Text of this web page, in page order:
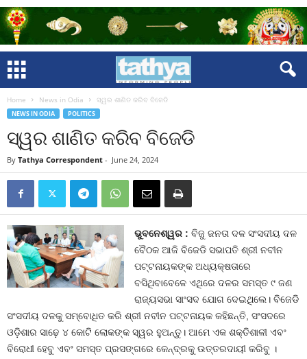
Home News in Odia ସ୍ୱର ଶାଣିତ କରିବ ବିଜେଡି
NEWS IN ODIA POLITICS
ସ୍ୱର ଶାଣିତ କରିବ ବିଜେଡି
By Tathya Correspondent - June 24, 2024
ଭୁବନେଶ୍ୱର :ବିଜୁ ଜନତା ଦଳ ସଂସଦୀୟ ଦଳ
ବୈଠକ ଆଜି ବିଜେଡି ସଭାପତି ଶ୍ରୀ ନବୀନ
ପଟ୍ଟନାୟକଙ୍କ ଅଧ୍ୟକ୍ଷତାରେ
ବସିଥିବାବେଳେ ଏଥିରେ ଦଳର ସମସ୍ତ ୯ ଜଣ
ରାଜ୍ୟସଭା ସାଂସଦ ଯୋଗ ଦେଇଥିଲେ। ବିଜେଡି
ସଂସଦୀୟ ଦଳକୁ ସମ୍ବୋଧିତ କରି ଶ୍ରୀ ନବୀନ ପଟ୍ଟନାୟକ କହିଛନ୍ତି, ସଂସଦରେ
ଓଡ଼ିଶାର ସାଢ଼େ ୪ କୋଟି ଲୋକଙ୍କ ସ୍ୱର ହୁଅନ୍ତୁ। ଆମେ ଏକ ଶକ୍ତିଶାଳୀ ଏବଂ
ବିରୋଧୀ ହେବୁ ଏବଂ ସମସ୍ତ ପ୍ରସଙ୍ଗରେ କେନ୍ଦ୍ରକୁ ଉତ୍ତରଦାୟୀ କରିବୁ ।